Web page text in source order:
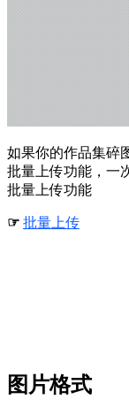
如果你的作品集碎
批量上传功能，一
批量上传功能
☞ 批量上传
图片格式